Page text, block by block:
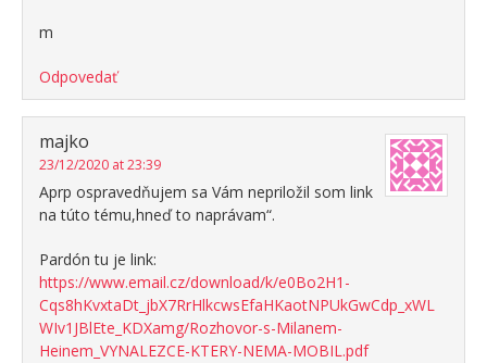
m
Odpovedať
majko
23/12/2020 at 23:39
Aprp ospravedňujem sa Vám nepriložil som link
na túto tému,hneď to naprávam“.
Pardón tu je link:
https://www.email.cz/download/k/e0Bo2H1-
Cqs8hKvxtaDt_jbX7RrHlkcwsEfaHKaotNPUkGwCdp_xWL
WIv1JBlEte_KDXamg/Rozhovor-s-Milanem-
Heinem_VYNALEZCE-KTERY-NEMA-MOBIL.pdf